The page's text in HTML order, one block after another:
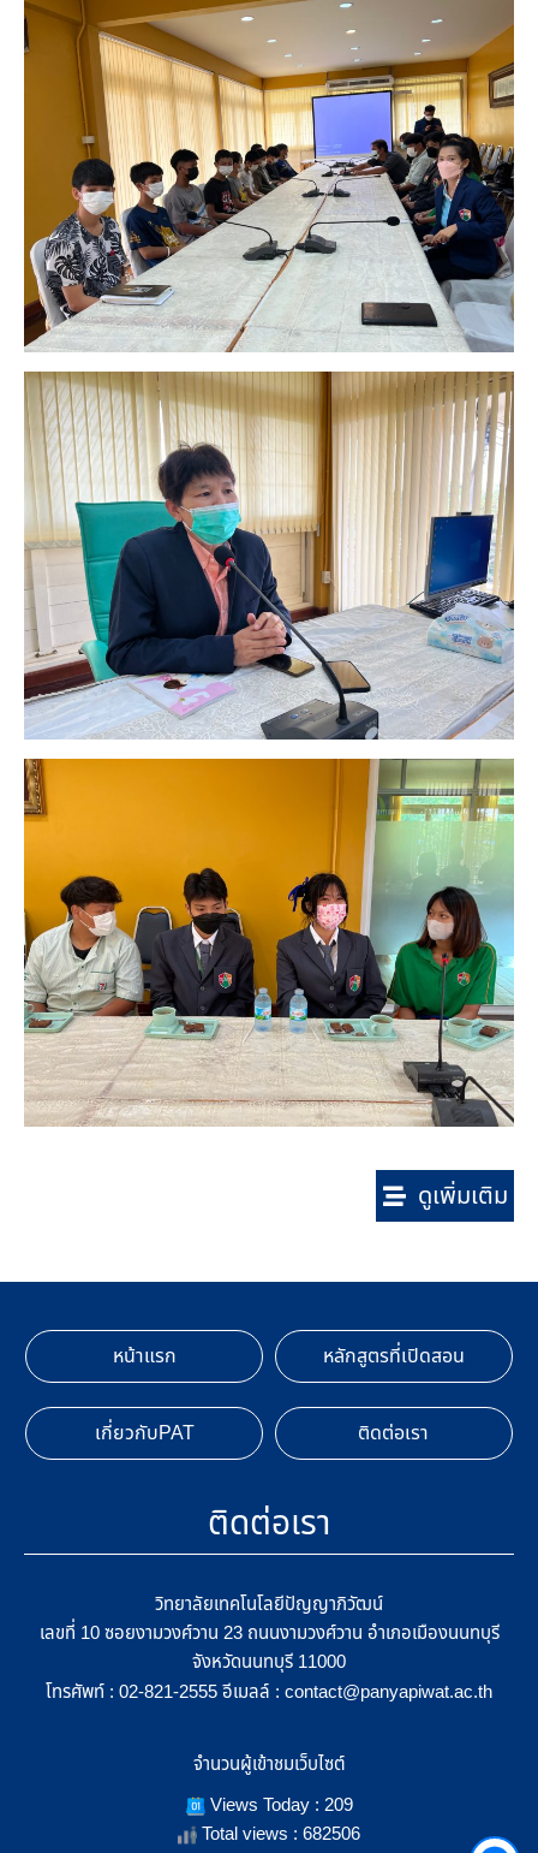
ดูเพิ่มเติม
หน้าแรก หลักสูตรที่เปิดสอน
เกี่ยวกับPAT ติดต่อเรา
ติดต่อเรา
วิทยาลัยเทคโนโลยีปัญญาภิวัฒน์
เลขที่ 10 ซอยงามวงศ์วาน 23 ถนนงามวงศ์วาน อำเภอเมืองนนทบุรี
จังหวัดนนทบุรี 11000
โทรศัพท์ : 02-821-2555 อีเมลล์ : contact@panyapiwat.ac.th
จำนวนผู้เข้าชมเว็บไซต์
Views Today : 209
Total views : 682506